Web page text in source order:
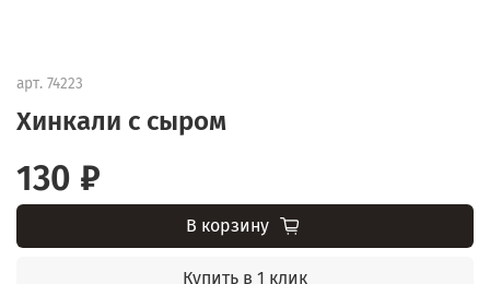
арт. 74223
Хинкали с сыром
130 ₽
В корзину
Купить в 1 клик